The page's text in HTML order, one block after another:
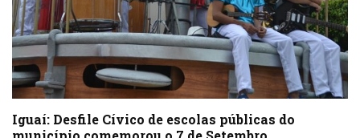
Iguaí: Desfile Cívico de escolas públicas do